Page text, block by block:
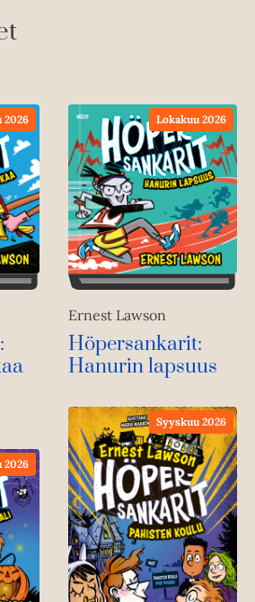
2026 Lokakuu 2026
Ernest Lawson
Höpersankarit:
Hanurin lapsuus
2026
Syyskuu 2026